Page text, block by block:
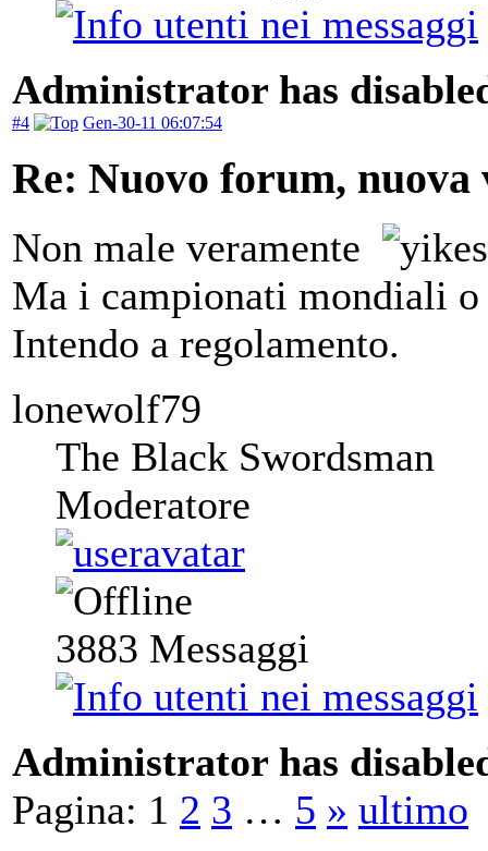
Administrator has
#4 Gen-30-11 06:07:54
Re: Nuovo forum, nuova
Non male veramente
Ma i campionati mondiali
Intendo a regolamento.
lonewolf79
The Black Swordsman
Moderatore
3883 Messaggi
Administrator has
Pagina: 1 2 3 … 5 » ultimo